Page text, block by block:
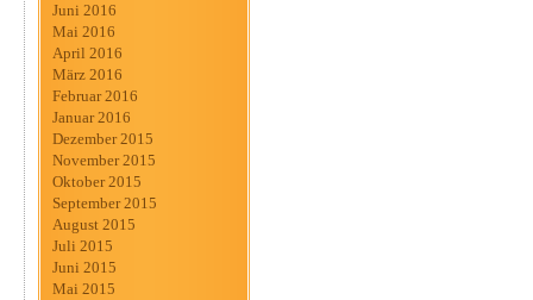
Juni 2016
Mai 2016
April 2016
März 2016
Februar 2016
Januar 2016
Dezember 2015
November 2015
Oktober 2015
September 2015
August 2015
Juli 2015
Juni 2015
Mai 2015